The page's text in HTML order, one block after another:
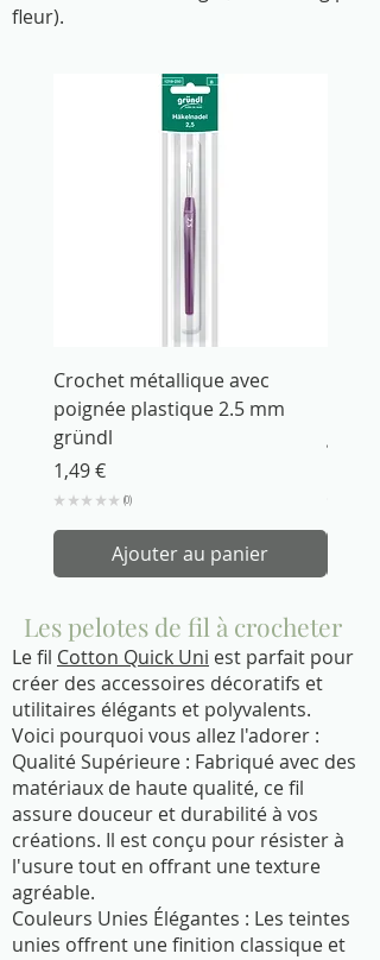
fleur).
Crochet métallique avec
poignée plastique 2.5 mm
gründl
Prix
1,49 €
★ ★ ★ ★ ★ 0
0
Ajouter au panier
Les pelotes de fil à crocheter
Le fil Cotton Quick Uni est parfait pour
créer des accessoires décoratifs et
utilitaires élégants et polyvalents.
Voici pourquoi vous allez l'adorer :
Qualité Supérieure : Fabriqué avec des
matériaux de haute qualité, ce fil
assure douceur et durabilité à vos
créations. Il est conçu pour résister à
l'usure tout en offrant une texture
agréable.
Couleurs Unies Élégantes : Les teintes
unies offrent une finition classique et